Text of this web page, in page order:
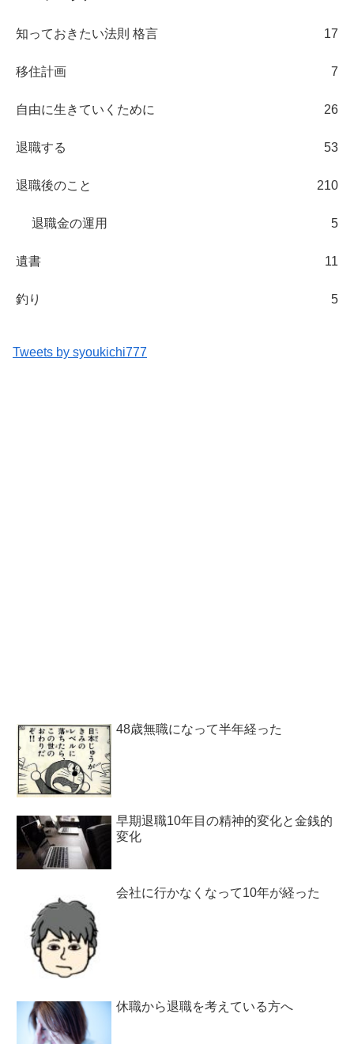
知っておきたい法則 格言 17
移住計画 7
自由に生きていくために 26
退職する 53
退職後のこと 210
退職金の運用 5
遺書 11
釣り 5
Tweets by syoukichi777
48歳無職になって半年経った
早期退職10年目の精神的変化と金銭的
変化
会社に行かなくなって10年が経った
休職から退職を考えている方へ